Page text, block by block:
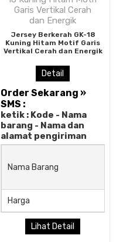
Jersey Berkerah GK-25
Hitam Merah Motif Garis
Halus
Rp (Hubungi CS)
Jersey Berkerah GK-18
Kuning Hitam Motif Garis
Vertikal Cerah dan Energik
Detail
Order Sekarang »
SMS :
ketik : Kode - Nama
barang - Nama dan
alamat pengiriman
Nama Barang
Harga
Lihat Detail